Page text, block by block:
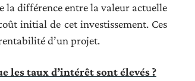
la différence entre la valeur actuelle
initial de cet investissement. Ces
d’un projet.
taux d’intérêt sont élevés ?